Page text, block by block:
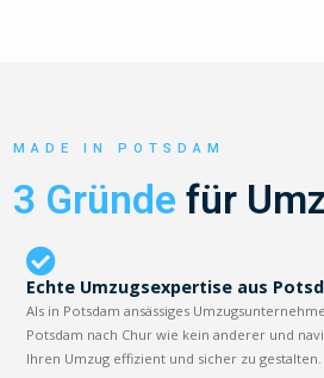
MADE IN POTSDAM
3 Gründe für
Echte Umzugsexpertise aus
Als in Potsdam ansässiges
Potsdam nach Chur wie kein anderer und
Ihren Umzug effizient und sicher zu gestalten.